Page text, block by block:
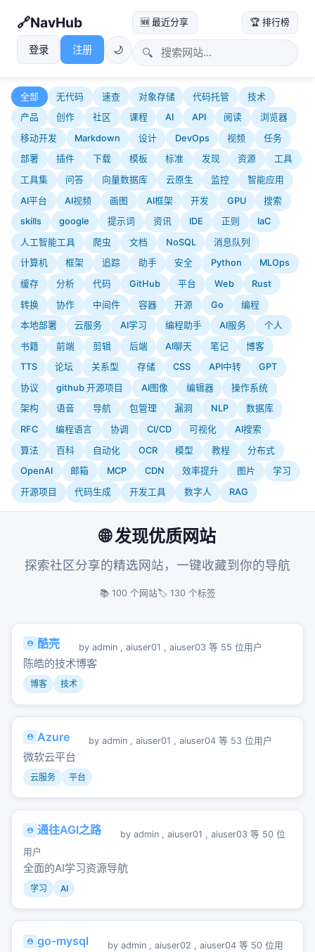
NavHub 🆕 最近分享 🏆 排行榜
🔍
登录 注册 🌙
全部 无代码 速查 对象存储 代码托管
技术
产品
创作 社区 课程 AI API 阅读
浏览器
移动开发
Markdown 设计 DevOps 视频
任务
部署
插件 下载 模板 标准 发现 资源
工具
工具集
问答 向量数据库 云原生 监控
智能应用
AI平台
AI视频 画图 AI框架 开发 GPU
搜索
skills
google 提示词 资讯 IDE 正则
IaC
人工智能工具
爬虫 文档 NoSQL
消息队列
计算机
框架 追踪 助手 安全 Python
MLOps
缓存
分析 代码 GitHub 平台 Web
Rust
转换
协作 中间件 容器 开源 Go
编程
本地部署
云服务 AI学习 编程助手 AI服务
个人
书籍
前端 剪辑 后端 AI聊天 笔记
博客
TTS
论坛 关系型 存储 CSS API中转
GPT
协议
github 开源项目 AI图像 编辑器
操作系统
架构
语音 导航 包管理 漏洞 NLP
数据库
RFC
编程语言 协调 CI/CD 可视化
AI搜索
算法
百科 自动化 OCR 模型 教程
分布式
OpenAI
邮箱 MCP CDN 效率提升 图片
学习
开源项目
代码生成 开发工具 数字人 RAG
🌐 发现优质网站
探索社区分享的精选网站，一键收藏到你的导航
📚 100 个网站🏷️ 130 个标签
酷壳 by admin , aiuser01 , aiuser03 等 55 位用户
陈皓的技术博客
博客 技术
Azure by admin , aiuser01 , aiuser04 等 53 位用户
微软云平台
云服务 平台
通往AGI之路 by admin , aiuser01 , aiuser03 等 50 位
用户
全面的AI学习资源导航
学习 AI
go-mysql by admin , aiuser02 , aiuser04 等 50 位用